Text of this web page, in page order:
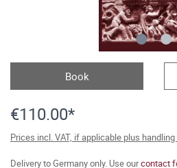
Book
€110.00*
Prices incl. VAT, if applicable plus
Delivery to Germany only. Use ourcontact